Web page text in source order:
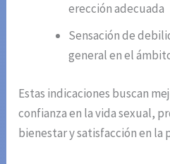
erección adecuada
Sensación de
general en el
Estas indicaciones buscan
confianza en la vida sexual,
bienestar y satisfacción en la